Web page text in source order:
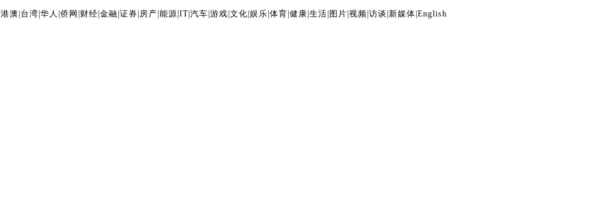
港澳 台湾 华人 侨网 财经 金融 证券 房产 能源 IT| 汽车 游戏 文化 娱乐 体育 健康 生活 图片 视频 访谈 新媒体 English